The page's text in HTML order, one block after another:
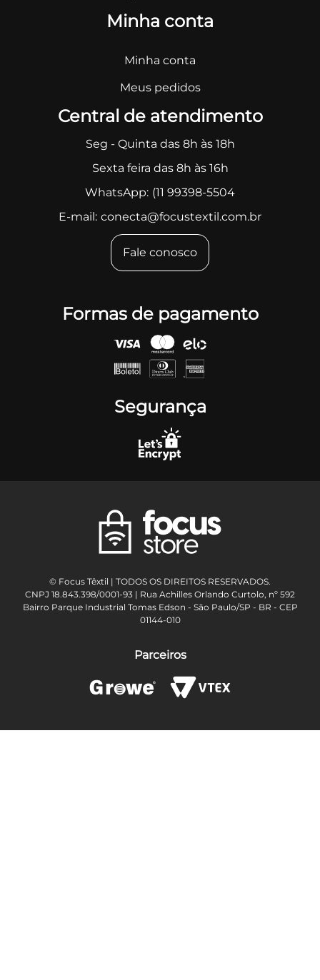
Minha conta
Minha conta
Meus pedidos
Central de atendimento
Seg - Quinta das 8h às 18h
Sexta feira das 8h às 16h
WhatsApp: (11 99398-5504
E-mail: conecta@focustextil.com.br
Fale conosco
Formas de pagamento
Segurança
© Focus Têxtil | TODOS OS DIREITOS RESERVADOS.
CNPJ 18.843.398/0001-93 | Rua Achilles Orlando Curtolo, nº 592
Bairro Parque Industrial Tomas Edson - São Paulo/SP - BR - CEP
01144-010
Parceiros